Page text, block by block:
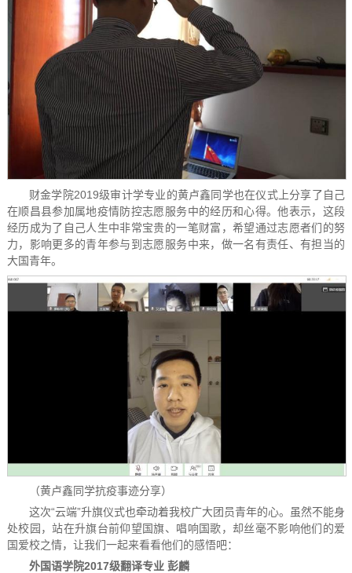
财金学院2019级审计学专业的黄卢鑫同学也在仪式上分享了自己
在顺昌县参加属地疫情防控志愿服务中的经历和心得。他表示，这段
经历成为了自己人生中非常宝贵的一笔财富，希望通过志愿者们的努
力，影响更多的青年参与到志愿服务中来，做一名有责任、有担当的
大国青年。
（黄卢鑫同学抗疫事迹分享）
这次“云端”升旗仪式也牵动着我校广大团员青年的心。虽然不能身
处校园，站在升旗台前仰望国旗、唱响国歌，却丝毫不影响他们的爱
国爱校之情，让我们一起来看看他们的感悟吧：
外国语学院2017级翻译专业 彭麟